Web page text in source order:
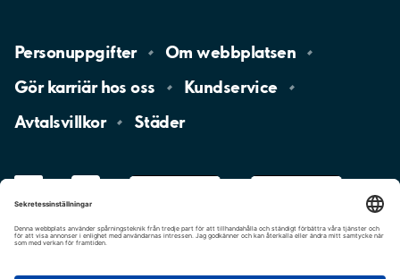
Personuppgifter Omwebbplatsen
Gör karriär hososs
Kundservice
Avtalsvillkor
Städer